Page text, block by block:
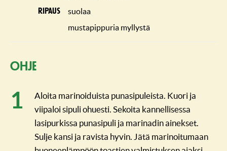
ripaus
suolaa
mustapippuria myllystä
Ohje
Aloita marinoiduista punasipuleista. Kuori ja
viipaloi sipuli ohuesti. Sekoita kannellisessa
lasipurkissa punasipuli ja marinadin ainekset.
Sulje kansi ja ravista hyvin. Jätä marinoitumaan